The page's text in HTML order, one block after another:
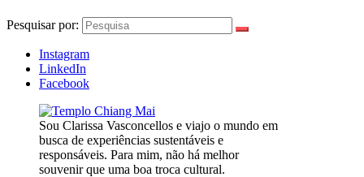
Pesquisar por:
Instagram
LinkedIn
Facebook
Sou Clarissa Vasconcellos e viajo o mundo em
busca de experiências sustentáveis e
responsáveis. Para mim, não há melhor
souvenir que uma boa troca cultural.